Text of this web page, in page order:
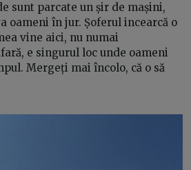
sunt parcate un șir de mașini,
oameni în jur. Șoferul incearcă o
vine aici, nu numai
e singurul loc unde oameni
Mergeți mai încolo, că o să